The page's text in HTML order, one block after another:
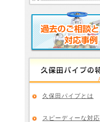
久保田パイプとは
スピーディーな対応